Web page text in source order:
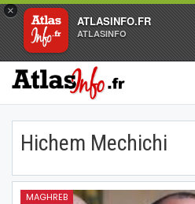
×
ATLASINFO.FR
ATLASINFO
Hichem Mechichi
MAGHREB